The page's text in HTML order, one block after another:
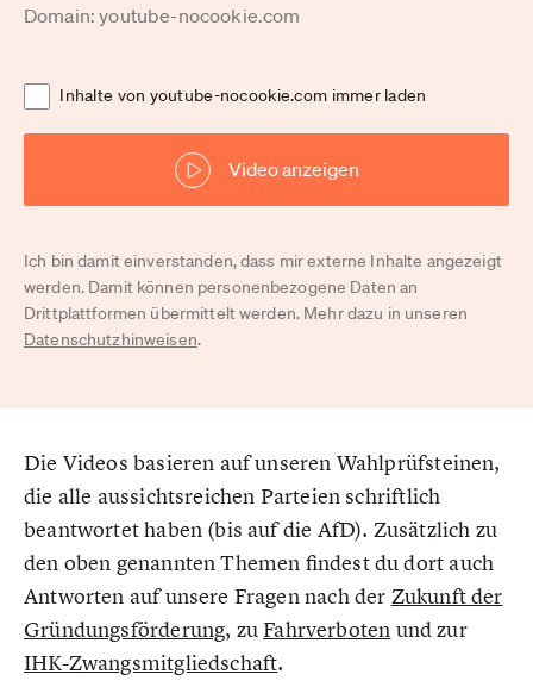
Domain: youtube-nocookie.com
Inhalte von youtube-nocookie.com immer laden
Video anzeigen
Ich bin damit einverstanden, dass mir externe Inhalte angezeigt
werden. Damit können personenbezogene Daten an
Drittplattformen übermittelt werden. Mehr dazu in unseren
Datenschutzhinweisen.
Die Videos basieren auf unseren Wahlprüfsteinen,
die alle aussichtsreichen Parteien schriftlich
beantwortet haben (bis auf die AfD). Zusätzlich zu
den oben genannten Themen findest du dort auch
Antworten auf unsere Fragen nach der Zukunft der
Gründungsförderung, zu Fahrverboten und zur
IHK-Zwangsmitgliedschaft.